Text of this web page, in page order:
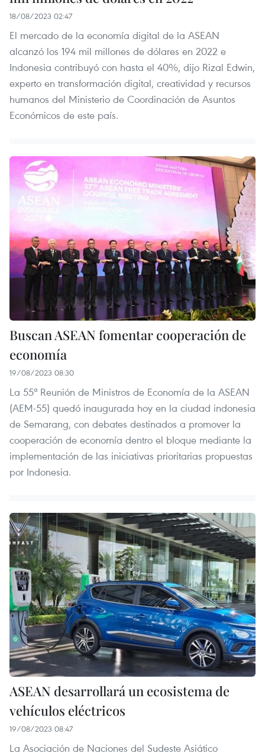
18/08/2023 02:47
El mercado de la economía digital de la ASEAN
alcanzó los 194 mil millones de dólares en 2022 e
Indonesia contribuyó con hasta el 40%, dijo Rizal Edwin,
experto en transformación digital, creatividad y recursos
humanos del Ministerio de Coordinación de Asuntos
Económicos de este país.
Buscan ASEAN fomentar cooperación de
economía
19/08/2023 08:30
La 55ª Reunión de Ministros de Economía de la ASEAN
(AEM-55) quedó inaugurada hoy en la ciudad indonesia
de Semarang, con debates destinados a promover la
cooperación de economía dentro el bloque mediante la
implementación de las iniciativas prioritarias propuestas
por Indonesia.
ASEAN desarrollará un ecosistema de
vehículos eléctricos
19/08/2023 08:47
La Asociación de Naciones del Sudeste Asiático